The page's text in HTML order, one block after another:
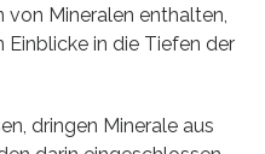
Mineralen enthalten,
in die Tiefen der
dringen Minerale aus